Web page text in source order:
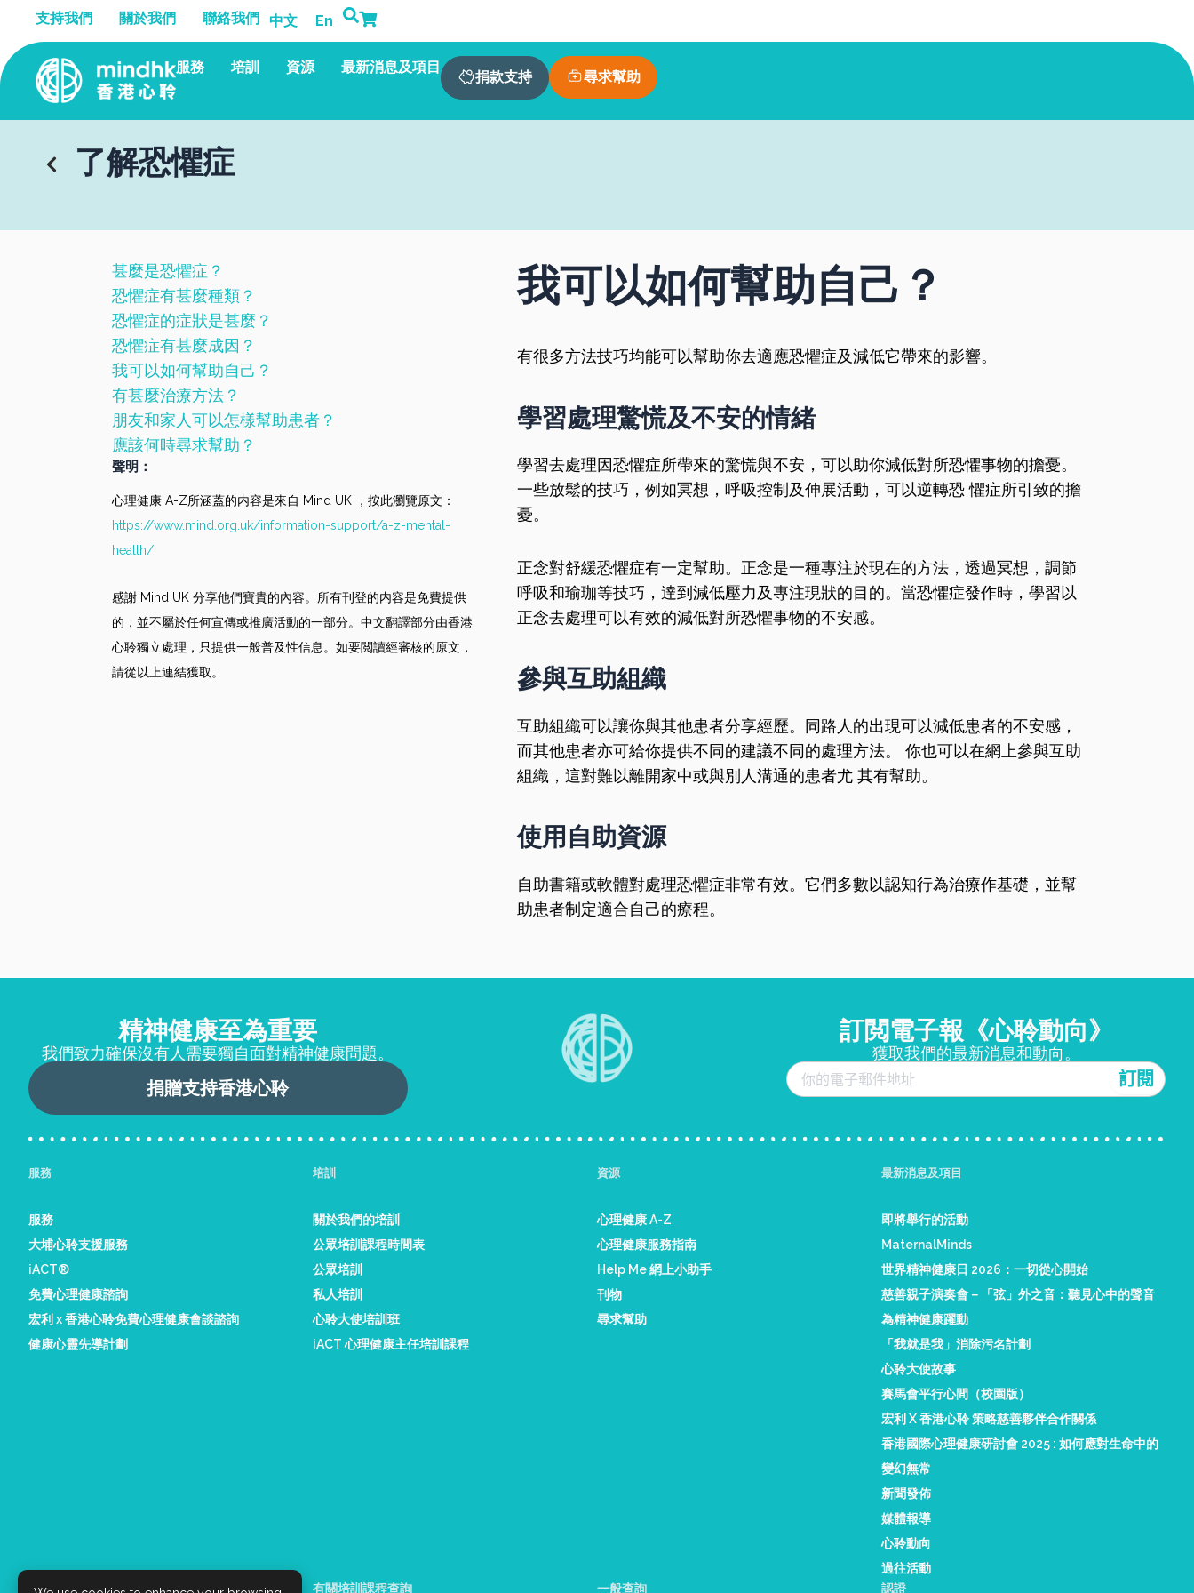
主
要
支持我們 關於我們 聯絡我們 中文 En
服務 培訓 資源 最新消息及項目 捐款支持 尋求幫助
了解恐懼症
甚麼是恐懼症？
恐懼症有甚麼種類？
恐懼症的症狀是甚麼？
恐懼症有甚麼成因？
我可以如何幫助自己？
有甚麼治療方法？
朋友和家人可以怎樣幫助患者？
應該何時尋求幫助？
聲明：
心理健康 A-Z所涵蓋的内容是來自 Mind UK ，按此瀏覽原文：
https://www.mind.org.uk/information-support/a-z-mental-
health/
感謝 Mind UK 分享他們寶貴的內容。所有刊登的内容是免費提供
的，並不屬於任何宣傳或推廣活動的一部分。中文翻譯部分由香港
心聆獨立處理，只提供一般普及性信息。如要閲讀經審核的原文，
請從以上連結獲取。
我可以如何幫助自己？
有很多方法技巧均能可以幫助你去適應恐懼症及減低它帶來的影響。
學習處理驚慌及不安的情緒
學習去處理因恐懼症所帶來的驚慌與不安，可以助你減低對所恐懼事物的擔憂。
一些放鬆的技巧，例如冥想，呼吸控制及伸展活動，可以逆轉恐 懼症所引致的擔
憂。
正念對舒緩恐懼症有一定幫助。正念是一種專注於現在的方法，透過冥想，調節
呼吸和瑜珈等技巧，達到減低壓力及專注現狀的目的。當恐懼症發作時，學習以
正念去處理可以有效的減低對所恐懼事物的不安感。
參與互助組織
互助組織可以讓你與其他患者分享經歷。同路人的出現可以減低患者的不安感，
而其他患者亦可給你提供不同的建議不同的處理方法。 你也可以在網上參與互助
組織，這對難以離開家中或與別人溝通的患者尤 其有幫助。
使用自助資源
自助書籍或軟體對處理恐懼症非常有效。它們多數以認知行為治療作基礎，並幫
助患者制定適合自己的療程。
精神健康至為重要
我們致力確保沒有人需要獨自面對精神健康問題。
捐贈支持香港心聆
訂閲電子報《心聆動向》
獲取我們的最新消息和動向。
服務
服務
大埔心聆支援服務
iACT®
免費心理健康諮詢
宏利 x 香港心聆免費心理健康會談諮詢
健康心靈先導計劃
培訓
關於我們的培訓
公眾培訓課程時間表
公眾培訓
私人培訓
心聆大使培訓班
iACT 心理健康主任培訓課程
資源
心理健康 A-Z
心理健康服務指南
Help Me 網上小助手
刊物
尋求幫助
最新消息及項目
即將舉行的活動
MaternalMinds
世界精神健康日 2026：一切從心開始
慈善親子演奏會－「弦」外之音：聽見心中的聲音
為精神健康躍動
「我就是我」消除污名計劃
心聆大使故事
賽馬會平行心間（校園版）
宏利 X 香港心聆 策略慈善夥伴合作關係
香港國際心理健康研討會 2025 : 如何應對生命中的
變幻無常
新聞發佈
媒體報導
心聆動向
過往活動
有關 iACT 服務查詢 有關培訓課程查詢 一般查詢 認證